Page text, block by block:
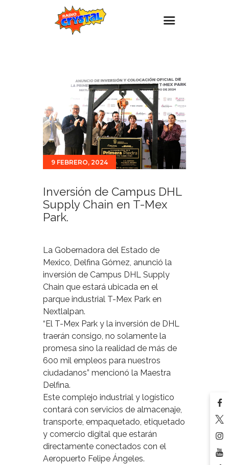
Estaciones
Promociones
Noticias
Para ti
Contacto
9 FEBRERO, 2024
Inversión de Campus DHL
Supply Chain en T-Mex
Park.
La Gobernadora del Estado de
Mexico, Delfina Gómez, anunció la
inversión de Campus DHL Supply
Chain que estará ubicada en el
parque industrial T-Mex Park en
Nextlalpan.
“El T-Mex Park y la inversión de DHL
traerán consigo, no solamente la
promesa sino la realidad de más de
600 mil empleos para nuestros
ciudadanos” mencionó la Maestra
Delfina.
Este complejo industrial y logístico
contará con servicios de almacenaje,
transporte, empaquetado, etiquetado
y comercio digital que estarán
directamente conectados con el
Aeropuerto Felipe Ángeles.